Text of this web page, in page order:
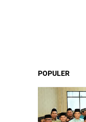
POPULER